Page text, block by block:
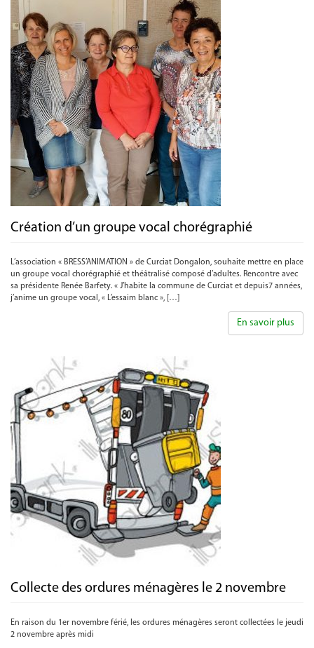
Création d’un groupe vocal chorégraphié
L’association « BRESS’ANIMATION » de Curciat Dongalon, souhaite mettre en place
un groupe vocal chorégraphié et théâtralisé composé d’adultes. Rencontre avec
sa présidente Renée Barfety. « J’habite la commune de Curciat et depuis7 années,
j’anime un groupe vocal, « L’essaim blanc », […]
En savoir plus
Collecte des ordures ménagères le 2 novembre
En raison du 1er novembre férié, les ordures ménagères seront collectées le jeudi
2 novembre après midi